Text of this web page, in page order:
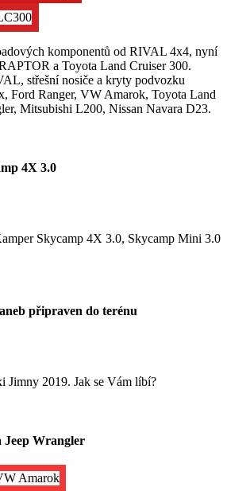
komponentů od RIVAL 4x4, nyní
a Toyota Land Cruiser 300.
střešní nosiče a kryty podvozku
Ford Ranger, VW Amarok, Toyota Land
Mitsubishi L200, Nissan Navara D23.
4X 3.0
Skycamp 4X 3.0, Skycamp Mini 3.0
připraven do terénu
Jimny 2019. Jak se Vám líbí?
Wrangler